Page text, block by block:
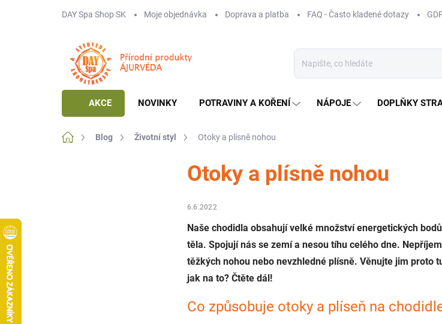
DAY Spa Shop SK Moje objednávka Doprava a platba FAQ - Často kladené dotazy
AKCE NOVINKY POTRAVINY A KOŘENÍ NÁPOJE DOPLŇKY
Domů Blog Životní styl Otoky a plísně nohou
Otoky a plísně nohou
6.6.2022
Naše chodidla obsahují velké množství energetických
těla. Spojují nás se zemí a nesou tíhu celého dne.
těžkých nohou nebo nevzhledné plísně. Věnujte jim proto
jak na to? Čtěte dál!
Co způsobuje otoky a plíseň na